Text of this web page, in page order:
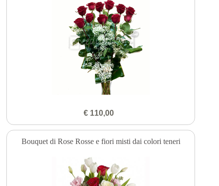
€ 110,00
Bouquet di Rose Rosse e fiori misti dai colori teneri